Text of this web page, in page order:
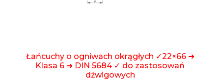
Łańcuchy o ogniwach okrągłych ✓22×66 ➜
Klasa 6 ➜ DIN 5684 ✓ do zastosowań
dźwigowych